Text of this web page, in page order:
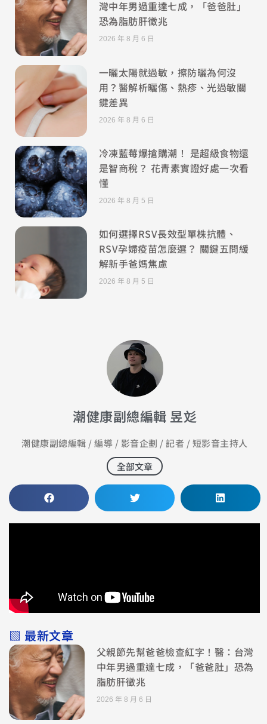
灣中年男過重達七成，「爸爸肚」
恐為脂肪肝徵兆
2026 年 8 月 6 日
一曬太陽就過敏，擦防曬為何沒
用？醫解析曬傷、熱疹、光過敏關
鍵差異
2026 年 8 月 6 日
冷凍藍莓爆搶購潮！ 是超級食物還
是智商稅？ 花青素實證好處一次看
懂
2026 年 8 月 5 日
如何選擇RSV長效型單株抗體、
RSV孕婦疫苗怎麼選？ 關鍵五問緩
解新手爸媽焦慮
2026 年 8 月 5 日
潮健康副總編輯 昱彣
潮健康副總編輯 / 編導 / 影音企劃 / 記者 / 短影音主持人
全部文章
▧ 最新文章
父親節先幫爸爸檢查紅字！醫：台灣
中年男過重達七成，「爸爸肚」恐為
脂肪肝徵兆
2026 年 8 月 6 日